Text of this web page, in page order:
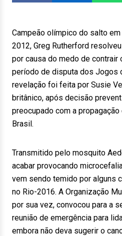
Campeão olímpico do salto
2012, Greg Rutherford
por causa do medo de contrair
período de disputa dos Jogos
revelação foi feita por Susie
britânico, após decisão
preocupado com a
Brasil.
Transmitido pelo mosquito
acabar provocando
vem sendo temido por alguns
no Rio-2016. A Organização
por sua vez, convocou para a
reunião de emergência para
embora não deva sugerir o